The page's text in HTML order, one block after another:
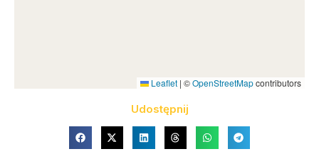
Leaflet | ©OpenStreetMapcontributors
Udostępnij